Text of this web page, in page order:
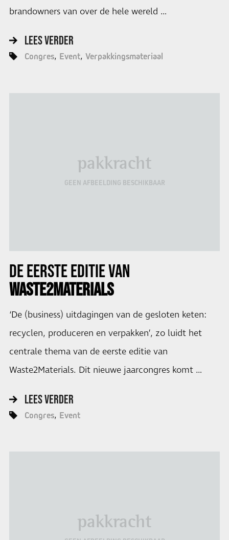
brandowners van over de hele wereld …
LEES VERDER
Congres Event Verpakkingsmateriaal
pakkracht
GEEN AFBEELDING BESCHIKBAAR
DEEERSTE EDITIEVAN
WASTE2MATERIALS
‘De (business) uitdagingen van de gesloten keten:
recyclen, produceren en verpakken’, zo luidt het
centrale thema van de eerste editie van
Waste2Materials. Dit nieuwe jaarcongres komt …
LEES VERDER
Congres Event
pakkracht